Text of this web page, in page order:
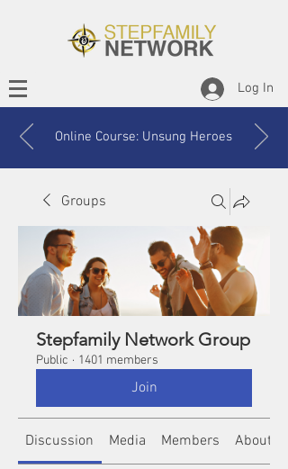
Log In
Online Course: Unsung Heroes
Groups
Stepfamily Network Group
Public · 1401 members
Join
Discussion Media Members About